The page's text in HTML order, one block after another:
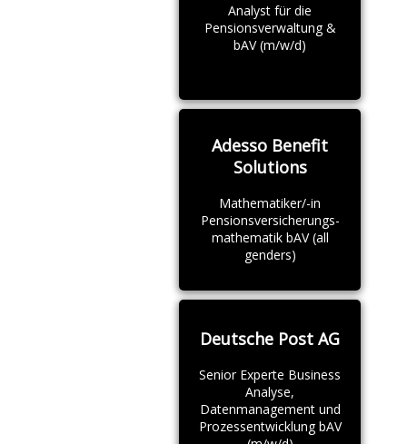
Analyst für die
Pensionsverwaltung &
bAV (m/w/d)
Adesso Benefit
Solutions
Mathematiker/-in
Pensionsversicherungs-
mathematik bAV (all
genders)
Deutsche Post AG
Senior Experte Business
Analyse,
Datenmanagement und
Prozessentwicklung bAV